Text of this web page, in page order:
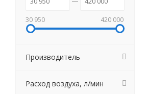
30 950 420 000
Производитель
Расход воздуха, л/мин